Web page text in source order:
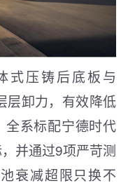
式压铸后底板与
层卸力，有效降低
系标配宁德时代
并通过9项严苛测
衰减超限只换不